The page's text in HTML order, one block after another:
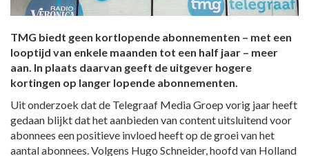
TMG biedt geen kortlopende abonnementen – met een
looptijd van enkele maanden tot een half jaar – meer
aan. In plaats daarvan geeft de uitgever hogere
kortingen op langer lopende abonnementen.
Uit onderzoek dat de Telegraaf Media Groep vorig jaar heeft
gedaan blijkt dat het aanbieden van content uitsluitend voor
abonnees een positieve invloed heeft op de groei van het
aantal abonnees. Volgens Hugo Schneider, hoofd van Holland